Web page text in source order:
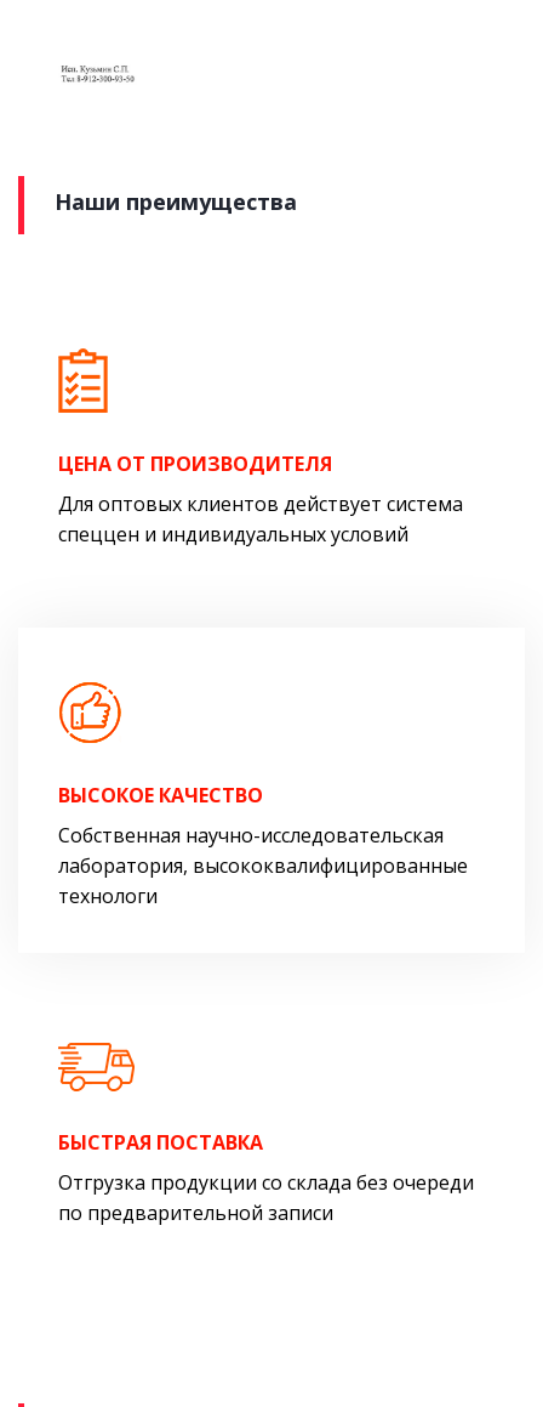
Наши преимущества
ЦЕНА ОТ ПРОИЗВОДИТЕЛЯ
Для оптовых клиентов действует система
спеццен и индивидуальных условий
ВЫСОКОЕ КАЧЕСТВО
Собственная научно-исследовательская
лаборатория, высококвалифицированные
технологи
БЫСТРАЯ ПОСТАВКА
Отгрузка продукции со склада без очереди
по предварительной записи